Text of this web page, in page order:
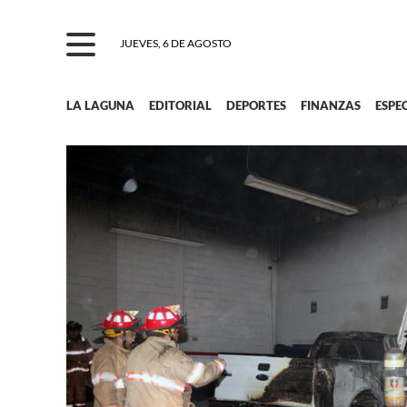
JUEVES, 6 DE AGOSTO
LA LAGUNA EDITORIAL DEPORTES FINANZAS